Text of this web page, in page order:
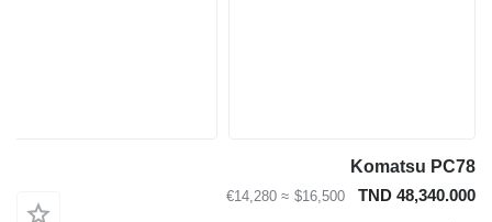
Komatsu
TND
$16,500
≈ €14,280